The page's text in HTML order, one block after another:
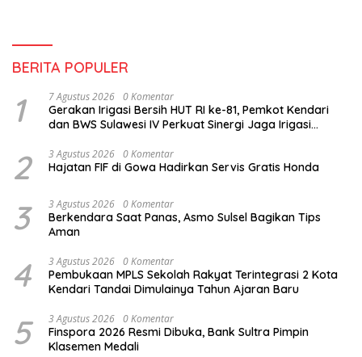
BERITA POPULER
1 7 Agustus 2026 0 Komentar
Gerakan Irigasi Bersih HUT RI ke-81, Pemkot Kendari
dan BWS Sulawesi IV Perkuat Sinergi Jaga Irigasi
2 3 Agustus 2026 0 Komentar
Hajatan FIF di Gowa Hadirkan Servis Gratis Honda
3 3 Agustus 2026 0 Komentar
Berkendara Saat Panas, Asmo Sulsel Bagikan Tips
Aman
4 3 Agustus 2026 0 Komentar
Pembukaan MPLS Sekolah Rakyat Terintegrasi 2 Kota
Kendari Tandai Dimulainya Tahun Ajaran Baru
5 3 Agustus 2026 0 Komentar
Finspora 2026 Resmi Dibuka, Bank Sultra Pimpin
Klasemen Medali